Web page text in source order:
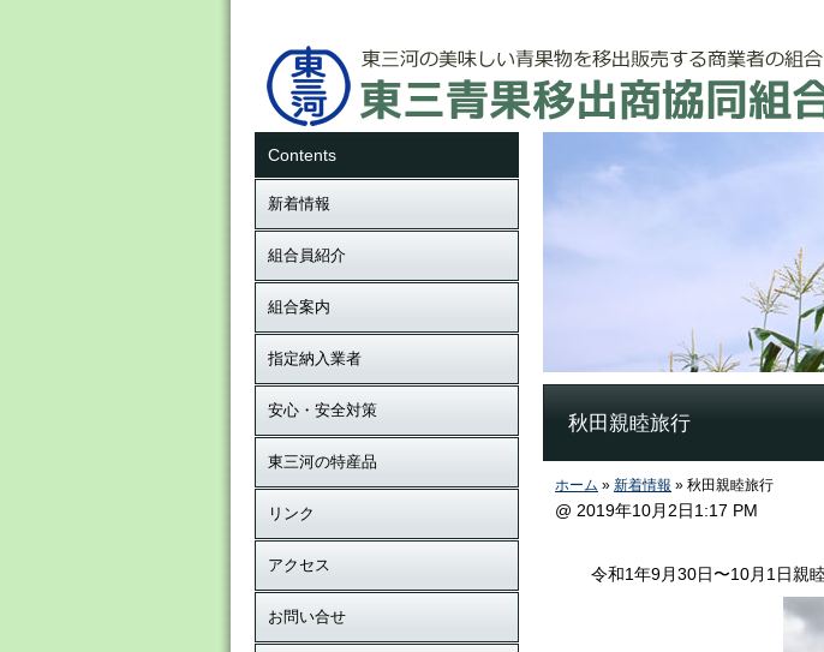
秋田親睦旅行
ホーム » 新着情報 » 秋田親睦旅行
@ 2019年10月2日1:17 PM
令和1年9月30日〜10月1日親
Contents
新着情報
組合員紹介
組合案内
指定納入業者
安心・安全対策
東三河の特産品
リンク
アクセス
お問い合せ